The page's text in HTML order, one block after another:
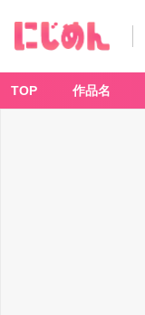
TOP 作品名